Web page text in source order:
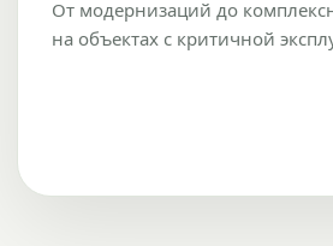
От модернизаций до
на объектах с критичной